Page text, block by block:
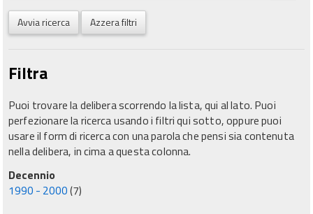
Avvia ricerca Azzera filtri
Filtra
Puoi trovare la delibera scorrendo la lista, qui al lato. Puoi
perfezionare la ricerca usando i filtri qui sotto, oppure puoi
usare il form di ricerca con una parola che pensi sia contenuta
nella delibera, in cima a questa colonna.
Decennio
1990 - 2000(7)